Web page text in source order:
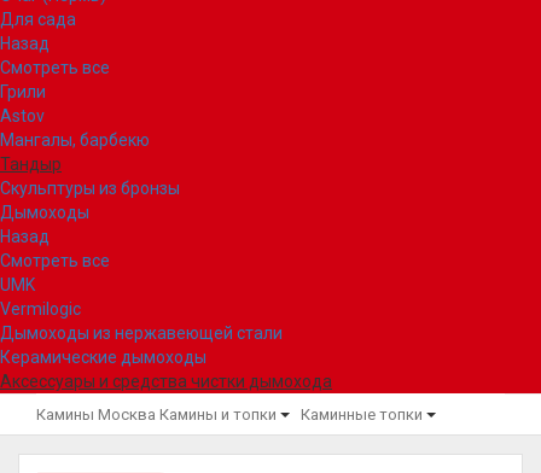
Для сада
Назад
Смотреть все
Грили
Astov
Мангалы, барбекю
Тандыр
Скульптуры из бронзы
Дымоходы
Назад
Смотреть все
UMK
Vermilogic
Дымоходы из нержавеющей стали
Керамические дымоходы
Аксессуары и средства чистки дымохода
Камины Москва Камины и топки Каминные топки